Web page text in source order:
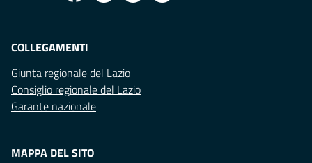
COLLEGAMENTI
Giunta regionale del Lazio
Consiglio regionale del Lazio
Garante nazionale
MAPPA DEL SITO